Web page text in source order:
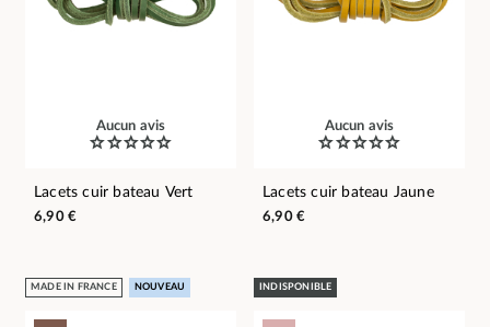
Aucun avis
Lacets cuir bateau Vert
6,90 €
Aucun avis
Lacets cuir bateau Jaune
6,90 €
MADE IN FRANCE NOUVEAU INDISPONIBLE